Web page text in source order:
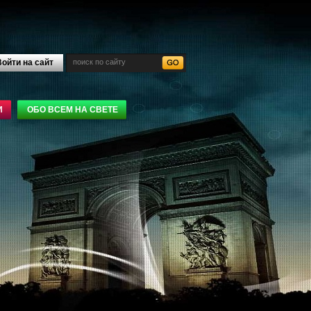
на сайт
ОБО ВСЕМ НА СВЕТЕ